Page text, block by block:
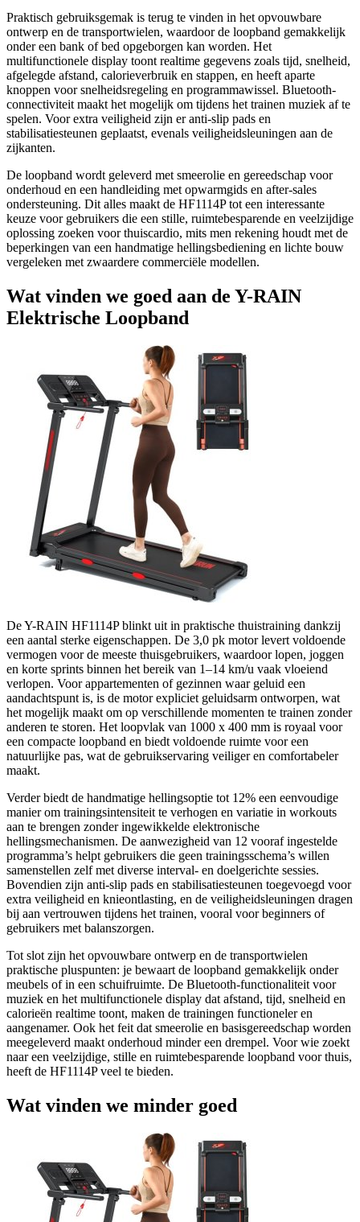
Praktisch gebruiksgemak is terug te vinden in het opvouwbare
ontwerp en de transportwielen, waardoor de loopband gemakkelijk
onder een bank of bed opgeborgen kan worden. Het
multifunctionele display toont realtime gegevens zoals tijd, snelheid,
afgelegde afstand, calorieverbruik en stappen, en heeft aparte
knoppen voor snelheidsregeling en programmawissel. Bluetooth-
connectiviteit maakt het mogelijk om tijdens het trainen muziek af te
spelen. Voor extra veiligheid zijn er anti-slip pads en
stabilisatiesteunen geplaatst, evenals veiligheidsleuningen aan de
zijkanten.
De loopband wordt geleverd met smeerolie en gereedschap voor
onderhoud en een handleiding met opwarmgids en after-sales
ondersteuning. Dit alles maakt de HF1114P tot een interessante
keuze voor gebruikers die een stille, ruimtebesparende en veelzijdige
oplossing zoeken voor thuiscardio, mits men rekening houdt met de
beperkingen van een handmatige hellingsbediening en lichte bouw
vergeleken met zwaardere commerciële modellen.
Wat vinden we goed aan de Y-RAIN
Elektrische Loopband
De Y-RAIN HF1114P blinkt uit in praktische thuistraining dankzij
een aantal sterke eigenschappen. De 3,0 pk motor levert voldoende
vermogen voor de meeste thuisgebruikers, waardoor lopen, joggen
en korte sprints binnen het bereik van 1–14 km/u vaak vloeiend
verlopen. Voor appartementen of gezinnen waar geluid een
aandachtspunt is, is de motor expliciet geluidsarm ontworpen, wat
het mogelijk maakt om op verschillende momenten te trainen zonder
anderen te storen. Het loopvlak van 1000 x 400 mm is royaal voor
een compacte loopband en biedt voldoende ruimte voor een
natuurlijke pas, wat de gebruikservaring veiliger en comfortabeler
maakt.
Verder biedt de handmatige hellingsoptie tot 12% een eenvoudige
manier om trainingsintensiteit te verhogen en variatie in workouts
aan te brengen zonder ingewikkelde elektronische
hellingsmechanismen. De aanwezigheid van 12 vooraf ingestelde
programma’s helpt gebruikers die geen trainingsschema’s willen
samenstellen zelf met diverse interval- en doelgerichte sessies.
Bovendien zijn anti-slip pads en stabilisatiesteunen toegevoegd voor
extra veiligheid en knieontlasting, en de veiligheidsleuningen dragen
bij aan vertrouwen tijdens het trainen, vooral voor beginners of
gebruikers met balanszorgen.
Tot slot zijn het opvouwbare ontwerp en de transportwielen
praktische pluspunten: je bewaart de loopband gemakkelijk onder
meubels of in een schuifruimte. De Bluetooth-functionaliteit voor
muziek en het multifunctionele display dat afstand, tijd, snelheid en
calorieën realtime toont, maken de trainingen functioneler en
aangenamer. Ook het feit dat smeerolie en basisgereedschap worden
meegeleverd maakt onderhoud minder een drempel. Voor wie zoekt
naar een veelzijdige, stille en ruimtebesparende loopband voor thuis,
heeft de HF1114P veel te bieden.
Wat vinden we minder goed